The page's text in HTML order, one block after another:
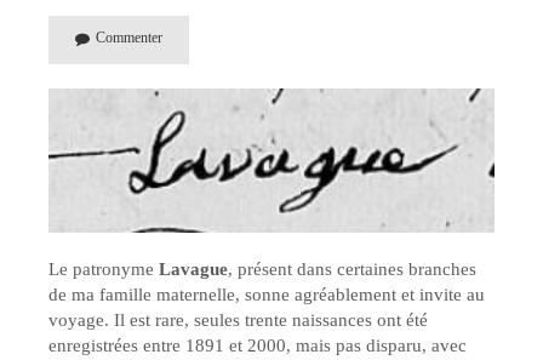
Commenter
Le patronyme Lavague, présent dans certaines branches
de ma famille maternelle, sonne agréablement et invite au
voyage. Il est rare, seules trente naissances ont été
enregistrées entre 1891 et 2000, mais pas disparu, avec